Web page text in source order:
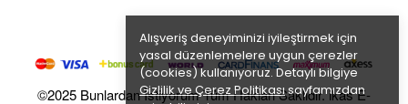
Alışveriş deneyiminizi iyileştirmek için
yasal düzenlemelere uygun çerezler
(cookies) kullanıyoruz. Detaylı bilgiye
Gizlilik ve Çerez Politikasısayfamızdan
©2025 Bunlardan İstiyorum Tüm Hakları Saklıdır. ikas E-